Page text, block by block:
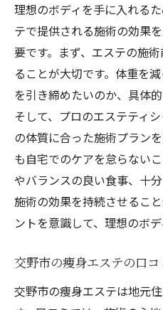
体のメカニズムに
エステの効果を支
施術で得られる体
科学的アプローチ
交野市での科学的
交野市で痩身エステを
に入れる方法
効果的なエステの
理想のボディを目
交野市でのエステ
交野市のエステで
理想のボディを手に入れる
テで提供される施術の効果
要です。まず、エステの施
ることが大切です。体重を
を引き締めたいのか、具体
そして、プロのエステティ
の体質に合った施術プラン
も自宅でのケアを怠らない
やバランスの良い食事、十
施術の効果を持続させるこ
ントを意識して、理想のボ
交野市の痩身エステの口
交野市の痩身エステは地元